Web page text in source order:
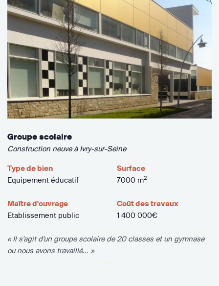
Groupe scolaire
Construction neuve à Ivry-sur-Seine
Type de bien
Equipement éducatif
Surface
7000 m2
Maître d'ouvrage
Etablissement public
Coût des travaux
1 400 000€
« Il s'agit d'un groupe scolaire de 20 classes et un gymnase
ou nous avons travaillé... »